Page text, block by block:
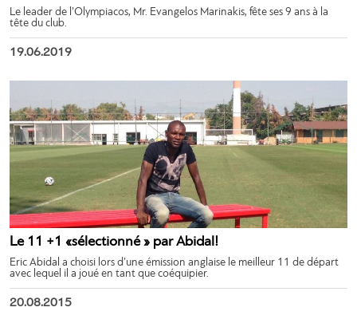
Le leader de l’Olympiacos, Mr. Evangelos Marinakis, fête ses 9 ans à la
tête du club.
19.06.2019
Le 11 +1 «sélectionné » par Abidal!
Eric Abidal a choisi lors d’une émission anglaise le meilleur 11 de départ
avec lequel il a joué en tant que coéquipier.
20.08.2015